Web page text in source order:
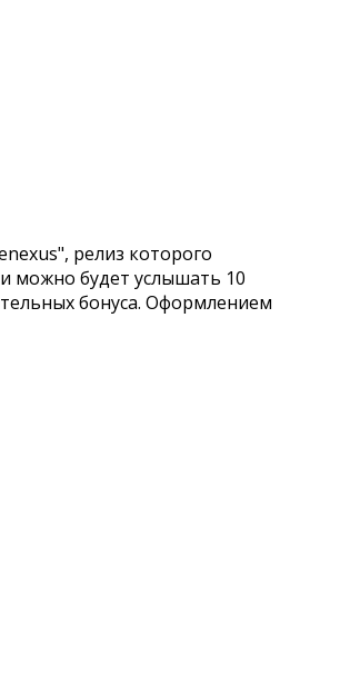
релиз которого
можно будет услышать 10
бонуса. Оформлением